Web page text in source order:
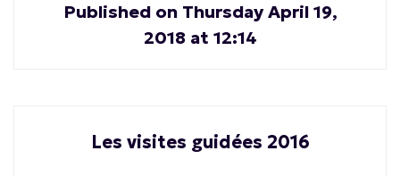
Published on Thursday April 19,
2018 at 12:14
Les visites guidées 2016